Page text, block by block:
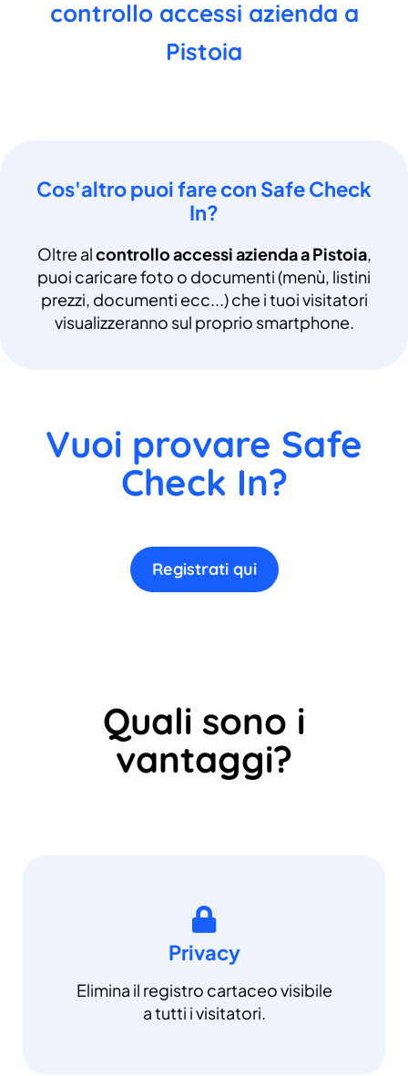
controllo accessi azienda a
Pistoia
Cos'altro puoi fare con Safe Check
In?
Oltre alcontrollo accessi azienda a Pistoia,
puoi caricare foto o documenti (menù, listini
prezzi, documenti ecc...) che i tuoi visitatori
visualizzeranno sul proprio smartphone.
Vuoi provare Safe
Check In?
Registrati qui
Quali sono i
vantaggi?
Privacy
Elimina il registro cartaceo visibile
a tutti i visitatori.